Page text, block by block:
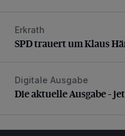
SPD trauert um Klaus
Erkrath
SPD trauert um Klaus
Die aktuelle Ausgabe –
Digitale Ausgabe
Die aktuelle Ausgabe –